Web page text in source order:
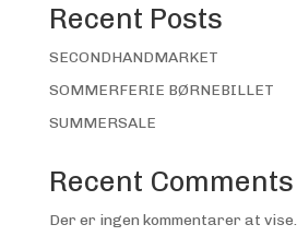
Recent Posts
SECONDHANDMARKET
SOMMERFERIE BØRNEBILLET
SUMMERSALE
Recent Comments
Der er ingen kommentarer at vise.